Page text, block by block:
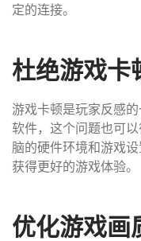
定的连接。
杜绝游戏卡
游戏卡顿是玩家反感
软件，这个问题也可
脑的硬件环境和游戏
获得更好的游戏体验。
优化游戏画